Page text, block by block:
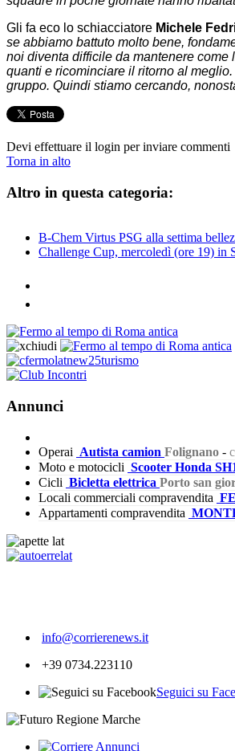
Gli fa eco lo schiacciatore Michele
se abbiamo battuto molto bene,
noi diventa difficile da mantenere
quanti e ricominciare il ritorno al
gruppo. Quindi stiamo cercando,
Devi effettuare il login per inviare commenti
Torna in alto
Altro in questa categoria:
B-Chem Virtus PSG alla settima
Challenge Cup, mercoledì (ore 19) in
Annunci
Operai Autista camion Folignano -
Moto e motocicli Scooter Honda
Cicli Bicletta elettrica Porto san
Locali commerciali compravendita
Appartamenti compravendita
info@corrierenews.it
+39 0734.223110
Seguici su